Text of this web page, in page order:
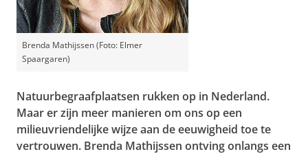
Brenda Mathijssen (Foto: Elmer
Spaargaren)
Natuurbegraafplaatsen rukken op in Nederland.
Maar er zijn meer manieren om ons op een
milieuvriendelijke wijze aan de eeuwigheid toe te
vertrouwen. Brenda Mathijssen ontving onlangs een